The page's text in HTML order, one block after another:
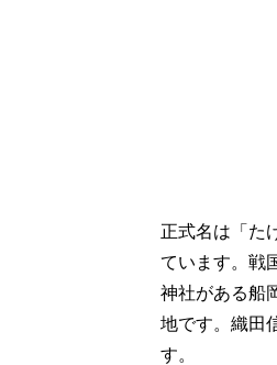
正式名は「た
ています。戦
神社がある船
地です。織田
す。